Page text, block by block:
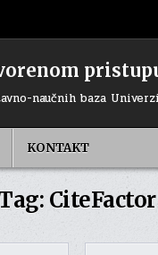
naučnih baza
KONTAKT
CiteFactor